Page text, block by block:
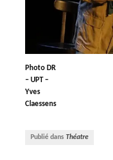
Photo DR
– UPT –
Yves
Claessens
Publié dans Théatre